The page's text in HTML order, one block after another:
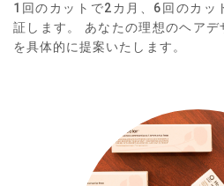
1回のカットで2カ月、6回のカッ
証します。 あなたの理想のヘア
を具体的に提案いたします。